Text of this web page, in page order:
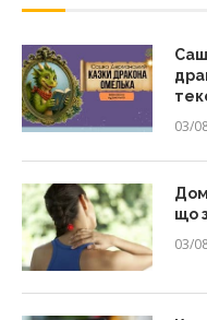
03/
що
03/